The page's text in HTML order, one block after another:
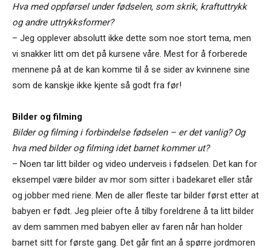
Hva med oppførsel under fødselen, som skrik, kraftuttrykk
og andre uttrykksformer?
– Jeg opplever absolutt ikke dette som noe stort tema, men
vi snakker litt om det på kursene våre. Mest for å forberede
mennene på at de kan komme til å se sider av kvinnene sine
som de kanskje ikke kjente så godt fra før!
Bilder og filming
Bilder og filming i forbindelse fødselen – er det vanlig? Og
hva med bilder og filming idet barnet kommer ut?
– Noen tar litt bilder og video underveis i fødselen. Det kan for
eksempel være bilder av mor som sitter i badekaret eller står
og jobber med riene. Men de aller fleste tar bilder først etter at
babyen er født. Jeg pleier ofte å tilby foreldrene å ta litt bilder
av dem sammen med babyen eller av faren når han holder
barnet sitt for første gang. Det går fint an å spørre jordmoren